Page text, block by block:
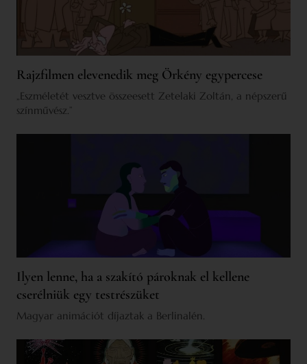
Rajzfilmen elevenedik meg Örkény egypercese
„Eszméletét vesztve összeesett Zetelaki Zoltán, a népszerű
színművész.”
Ilyen lenne, ha a szakító pároknak el kellene
cserélniük egy testrészüket
Magyar animációt díjaztak a Berlinalén.